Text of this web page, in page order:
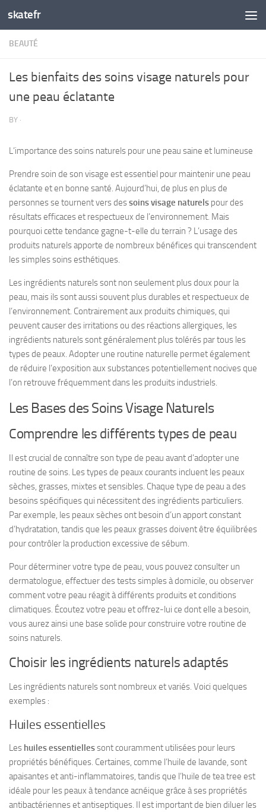
Skip to content
skatefr
BEAUTÉ
Les bienfaits des soins visage naturels pour
une peau éclatante
BY ·
L’importance des soins naturels pour une peau saine et lumineuse
Prendre soin de son visage est essentiel pour maintenir une peau
éclatante et en bonne santé. Aujourd’hui, de plus en plus de
personnes se tournent vers dessoins visage naturels pour des
résultats efficaces et respectueux de l’environnement. Mais
pourquoi cette tendance gagne-t-elle du terrain ? L’usage des
produits naturels apporte de nombreux bénéfices qui transcendent
les simples soins esthétiques.
Les ingrédients naturels sont non seulement plus doux pour la
peau, mais ils sont aussi souvent plus durables et respectueux de
l’environnement. Contrairement aux produits chimiques, qui
peuvent causer des irritations ou des réactions allergiques, les
ingrédients naturels sont généralement plus tolérés par tous les
types de peaux. Adopter une routine naturelle permet également
de réduire l’exposition aux substances potentiellement nocives que
l’on retrouve fréquemment dans les produits industriels.
Les Bases des Soins Visage Naturels
Comprendre les différents types de peau
Il est crucial de connaître son type de peau avant d’adopter une
routine de soins. Les types de peaux courants incluent les peaux
sèches, grasses, mixtes et sensibles. Chaque type de peau a des
besoins spécifiques qui nécessitent des ingrédients particuliers.
Par exemple, les peaux sèches ont besoin d’un apport constant
d’hydratation, tandis que les peaux grasses doivent être équilibrées
pour contrôler la production excessive de sébum.
Pour déterminer votre type de peau, vous pouvez consulter un
dermatologue, effectuer des tests simples à domicile, ou observer
comment votre peau réagit à différents produits et conditions
climatiques. Écoutez votre peau et offrez-lui ce dont elle a besoin,
vous aurez ainsi une base solide pour construire votre routine de
soins naturels.
Choisir les ingrédients naturels adaptés
Les ingrédients naturels sont nombreux et variés. Voici quelques
exemples :
Huiles essentielles
Les huiles essentiellessont couramment utilisées pour leurs
propriétés bénéfiques. Certaines, comme l’huile de lavande, sont
apaisantes et anti-inflammatoires, tandis que l’huile de tea tree est
idéale pour les peaux à tendance acnéique grâce à ses propriétés
antibactériennes et antiseptiques. Il est important de bien diluer les